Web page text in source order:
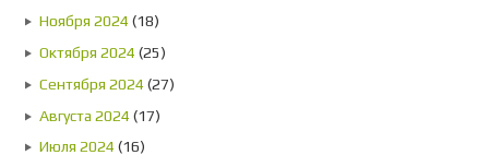
Ноября 2024 (18)
Октября 2024 (25)
Сентября 2024 (27)
Августа 2024 (17)
Июля 2024 (16)